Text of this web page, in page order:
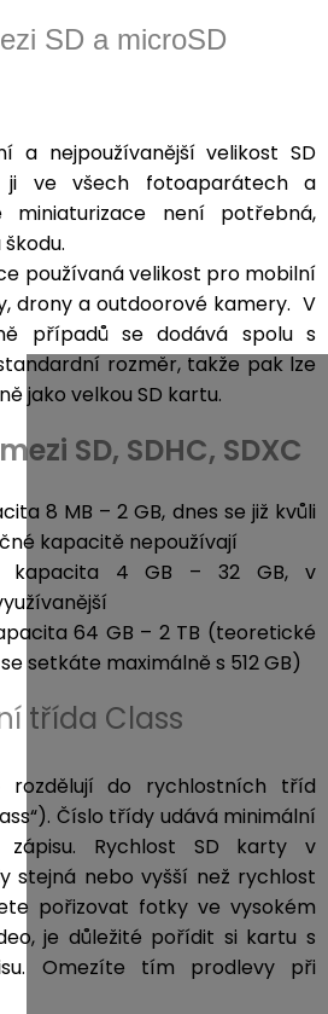
SD a microSD
a nejpoužívanější velikost SD
ji ve všech fotoaparátech a
miniaturizace není potřebná,
používaná velikost pro mobilní
drony a outdoorové kamery. V
případů se dodává spolu s
rozměr, takže pak lze
jako velkou SD kartu.
SD, SDHC, SDXC
8 MB – 2 GB, dnes se již kvůli
kapacitě nepoužívají
4 GB – 32 GB, v
64 GB – 2 TB (teoretické
setkáte maximálně s 512 GB)
třída Class
rozdělují do rychlostních tříd
Číslo třídy udává minimální
zápisu. Rychlost SD karty v
stejná nebo vyšší než rychlost
pořizovat fotky ve vysokém
, je důležité pořídit si kartu s
Omezíte tím prodlevy při